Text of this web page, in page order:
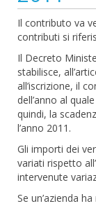
Il contributo va
contributi si
Il Decreto
stabilisce,
all’iscrizione, il
dell’anno al
quindi, la
l’anno 2011.
Gli importi dei
variati rispetto
intervenute
Se un’azienda